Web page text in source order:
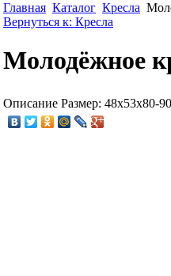
Главная Каталог Кресла
Вернуться к: Кресла
Молодёжное
Описание Размер: 48х53х80-